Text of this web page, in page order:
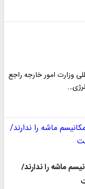
وزارت امور خارجه راجع
ماشه را ندارند/